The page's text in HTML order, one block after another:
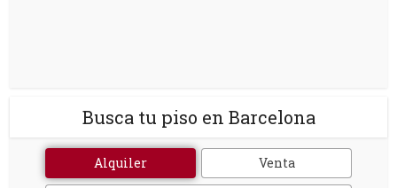
Busca tu piso en Barcelona
Alquiler Venta